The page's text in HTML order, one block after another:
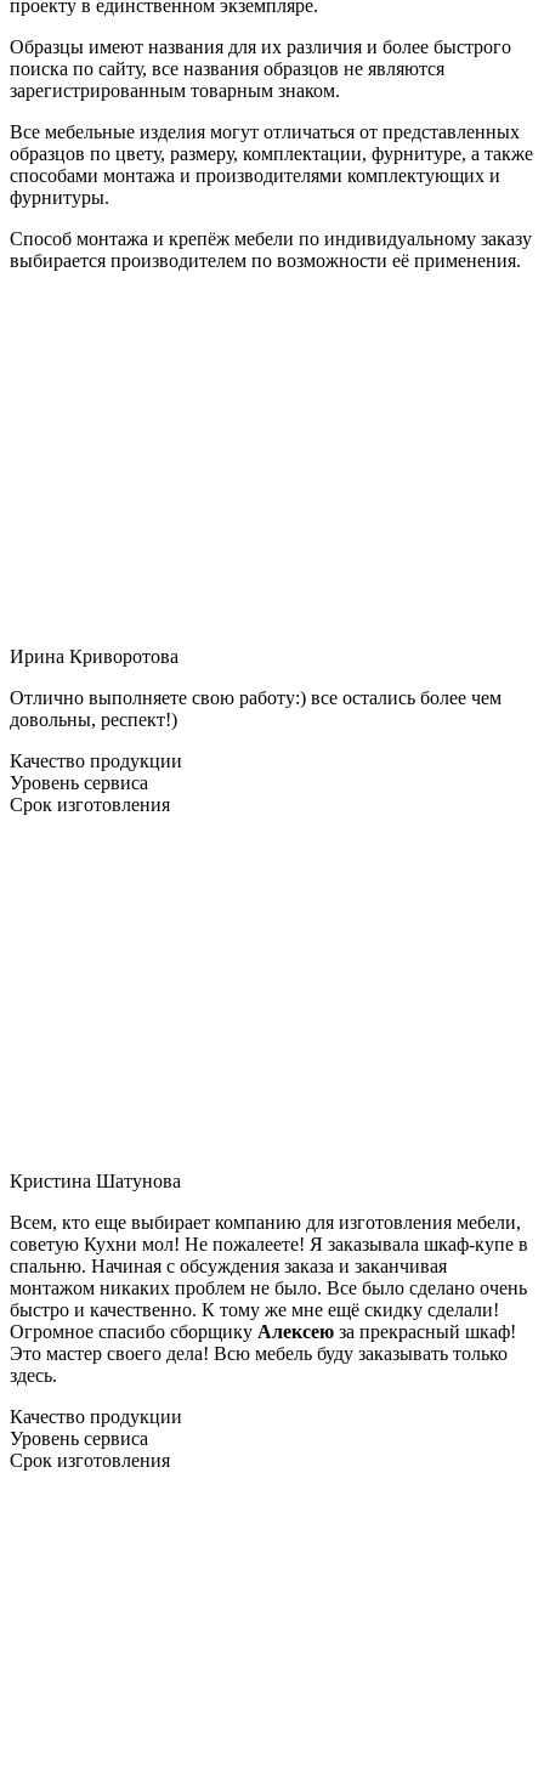
проекту в единственном экземпляре.
Образцы имеют названия для их различия и более быстрого
поиска по сайту, все названия образцов не являются
зарегистрированным товарным знаком.
Все мебельные изделия могут отличаться от представленных
образцов по цвету, размеру, комплектации, фурнитуре, а также
способами монтажа и производителями комплектующих и
фурнитуры.
Способ монтажа и крепёж мебели по индивидуальному заказу
выбирается производителем по возможности её применения.
Ирина Криворотова
Отлично выполняете свою работу:) все остались более чем
довольны, респект!)
Качество продукции
Уровень сервиса
Срок изготовления
Кристина Шатунова
Всем, кто еще выбирает компанию для изготовления мебели,
советую Кухни мол! Не пожалеете! Я заказывала шкаф-купе в
спальню. Начиная с обсуждения заказа и заканчивая
монтажом никаких проблем не было. Все было сделано очень
быстро и качественно. К тому же мне ещё скидку сделали!
Огромное спасибо сборщику Алексею за прекрасный шкаф!
Это мастер своего дела! Всю мебель буду заказывать только
здесь.
Качество продукции
Уровень сервиса
Срок изготовления